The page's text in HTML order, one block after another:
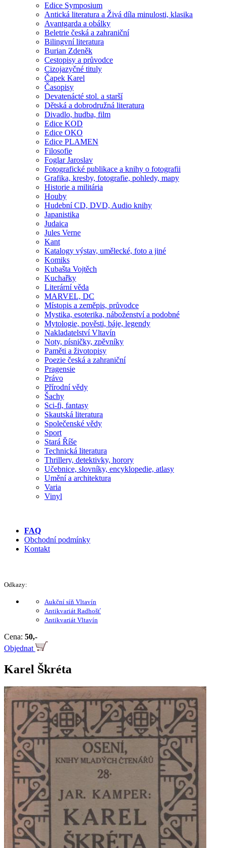
Edice Symposium
Antická literatura a Živá díla minulosti, klasika
Avantgarda a obálky
Beletrie česká a zahraniční
Bilingvní literatura
Burian Zdeněk
Cestopisy a průvodce
Cizojazyčné tituly
Čapek Karel
Časopisy
Devatenácté stol. a starší
Dětská a dobrodružná literatura
Divadlo, hudba, film
Edice KOD
Edice OKO
Edice PLAMEN
Filosofie
Foglar Jaroslav
Fotografické publikace a knihy o fotografii
Grafika, kresby, fotografie, pohledy, mapy
Historie a militária
Houby
Hudební CD, DVD, Audio knihy
Japanistika
Judaica
Jules Verne
Kant
Katalogy výstav, umělecké, foto a jiné
Komiks
Kubašta Vojtěch
Kuchařky
Literární věda
MARVEL, DC
Místopis a zeměpis, průvodce
Mystika, esoterika, náboženství a podobné
Mytologie, pověsti, báje, legendy
Nakladatelství Vltavín
Noty, písničky, zpěvníky
Paměti a životopisy
Poezie česká a zahraniční
Pragensie
Právo
Přírodní vědy
Šachy
Sci-fi, fantasy
Skautská literatura
Společenské vědy
Sport
Stará Říše
Technická literatura
Thrillery, detektivky, horory
Učebnice, slovníky, encyklopedie, atlasy
Umění a architektura
Varia
Vinyl
FAQ
Obchodní podmínky
Kontakt
Odkazy:
Aukční síň Vltavín
Antikvariát Radhošť
Antikvariát Vltavín
Cena: 50,-
Objednat
Karel Škréta